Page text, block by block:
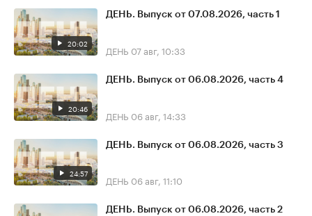
20:02
ДЕНЬ. Выпуск от 07.08.2026, часть 1
ДЕНЬ 07 авг, 10:33
20:46
ДЕНЬ. Выпуск от 06.08.2026, часть 4
ДЕНЬ 06 авг, 14:33
24:57
ДЕНЬ. Выпуск от 06.08.2026, часть 3
ДЕНЬ 06 авг, 11:10
ДЕНЬ. Выпуск от 06.08.2026, часть 2